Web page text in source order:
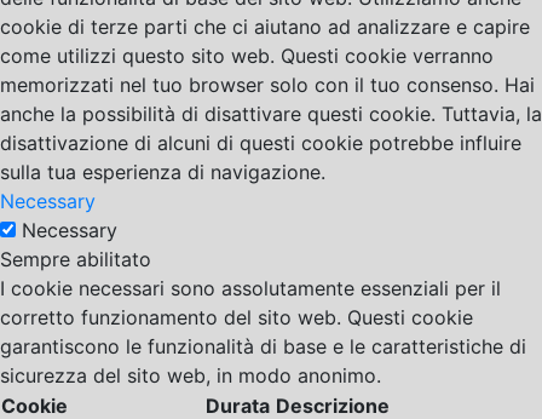
cookie di terze parti che ci aiutano ad analizzare e capire
come utilizzi questo sito web. Questi cookie verranno
memorizzati nel tuo browser solo con il tuo consenso. Hai
anche la possibilità di disattivare questi cookie. Tuttavia, la
disattivazione di alcuni di questi cookie potrebbe influire
sulla tua esperienza di navigazione.
Necessary
Necessary
Sempre abilitato
I cookie necessari sono assolutamente essenziali per il
corretto funzionamento del sito web. Questi cookie
garantiscono le funzionalità di base e le caratteristiche di
sicurezza del sito web, in modo anonimo.
Cookie
Durata Descrizione